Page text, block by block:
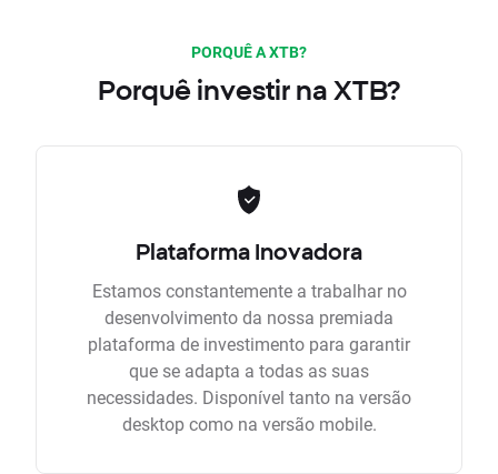
PORQUÊ A XTB?
Porquê investir na XTB?
Plataforma Inovadora
Estamos constantemente a trabalhar no
desenvolvimento da nossa premiada
plataforma de investimento para garantir
que se adapta a todas as suas
necessidades. Disponível tanto na versão
desktop como na versão mobile.